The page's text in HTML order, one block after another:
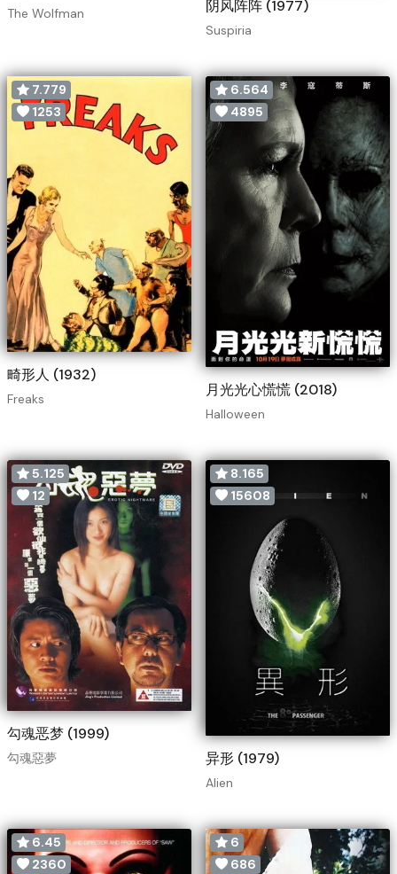
The Wolfman 阴风阵阵 (1977)
Suspiria
7.779
1253
畸形人 (1932)
Freaks
6.564
4895
月光光心慌慌 (2018)
Halloween
5.125
12
勾魂恶梦 (1999)
勾魂惡夢
8.165
15608
异形 (1979)
Alien
6.45
2360
6
686